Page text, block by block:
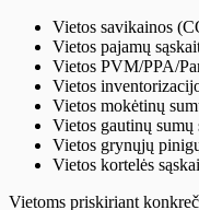
Vietos savikainos
Vietos pajamų
Vietos PVM/PPA/
Vietos
Vietos mokėtinų
Vietos gautinų sumų
Vietos grynųjų
Vietos kortelės
Vietoms priskiriant